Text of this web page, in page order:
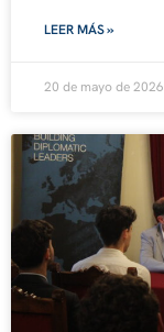
LEER MÁS »
20 de mayo de 2026